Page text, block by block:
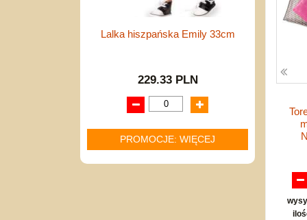
Lalka hiszpańska Emily 33cm
229.33 PLN
PROMOCJE: WIĘCEJ